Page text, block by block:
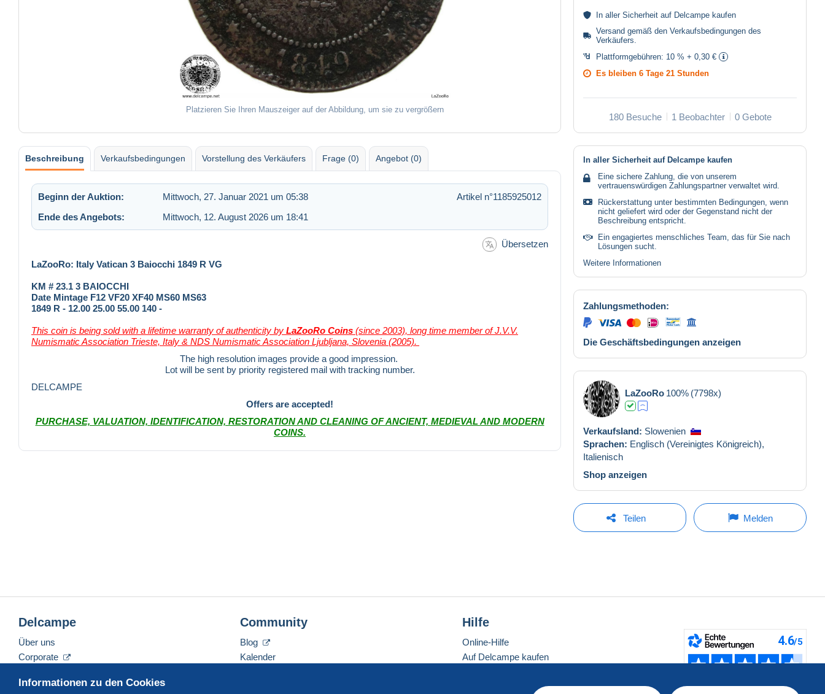
Platzieren Sie Ihren Mauszeiger auf der Abbildung, um sie zu vergrößern
In aller Sicherheit auf Delcampe kaufen
Versand gemäß den Verkaufsbedingungen des
Verkäufers
Plattformgebühren: 10 % + 0,30 €
Es bleiben 6 Tage 21 Stunden
180 Besuche 1 Beobachter 0 Gebote
Beschreibung Verkaufsbedingungen Vorstellung des Verkäufers Frage (0) Angebot (0)
Beginn der Auktion: Mittwoch, 27. Januar 2021 um 05:38
Artikel n°1185925012
Ende des Angebots:
Mittwoch, 12. August 2026 um 18:41
Übersetzen
LaZooRo: Italy Vatican 3 Baiocchi 1849 R VG
KM # 23.1 3 BAIOCCHI
Date Mintage F12 VF20 XF40 MS60 MS63
1849 R - 12.00 25.00 55.00 140 -
This coin is being sold with a lifetime warranty of authenticity by LaZooRo Coins (since 2003), long time member of J.V.V.
Numismatic Association Trieste, Italy & NDS Numismatic Association Ljubljana, Slovenia (2005).
The high resolution images provide a good impression.
Lot will be sent by priority registered mail with tracking number.
DELCAMPE
Offers are accepted!
PURCHASE, VALUATION, IDENTIFICATION, RESTORATION AND CLEANING OF ANCIENT, MEDIEVAL AND MODERN
COINS.
In aller Sicherheit auf Delcampe kaufen
Eine sichere Zahlung, die von unserem
vertrauenswürdigen Zahlungspartner verwaltet wird.
Rückerstattung unter bestimmten Bedingungen, wenn
nicht geliefert wird oder der Gegenstand nicht der
Beschreibung entspricht.
Ein engagiertes menschliches Team, das für Sie nach
Lösungen sucht.
Weitere Informationen
Zahlungsmethoden:
Die Geschäftsbedingungen anzeigen
LaZooRo 100% (7798x)
Verkaufsland: Slowenien
Sprachen: Englisch (Vereinigtes Königreich),
Italienisch
Shop anzeigen
Teilen Melden
Informationen zu den Cookies
Delcampe
Über uns
Corporate
Nehmen Sie Kontakt mit uns auf
Community
Blog
Kalender
Hilfe
Online-Hilfe
Auf Delcampe kaufen
Eine sichere Website